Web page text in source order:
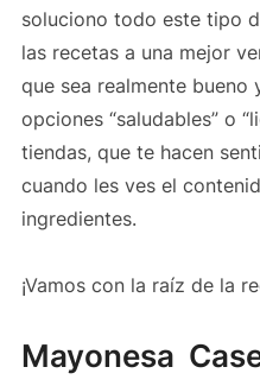
soluciono todo este tipo
las recetas a una mejor
que sea realmente
opciones “saludables” o
tiendas, que te hacen
cuando les ves el
ingredientes.
¡Vamos con la raíz de la
Mayonesa